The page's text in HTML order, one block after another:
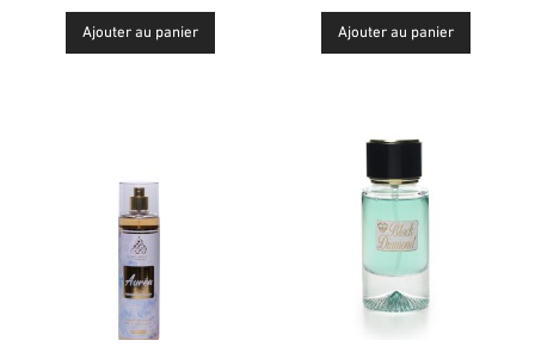
Ajouter au panier Ajouter au panier